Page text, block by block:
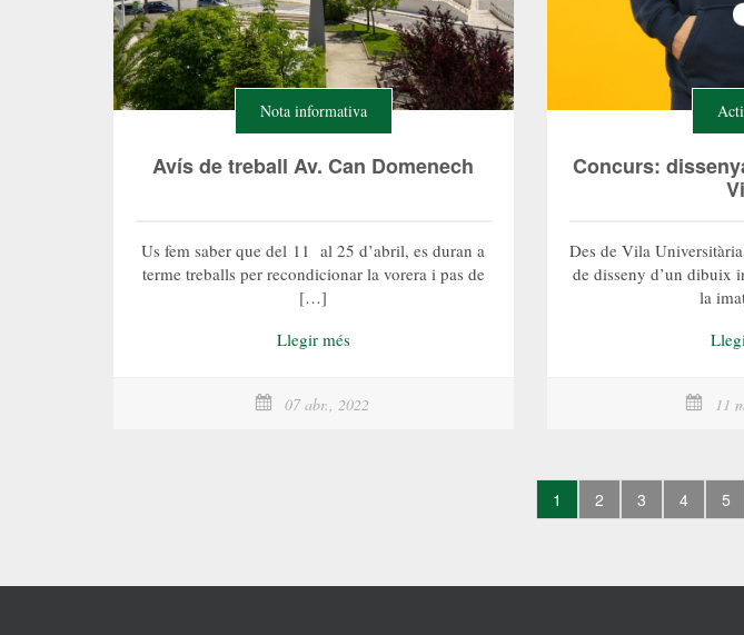
Nota informativa
Avís de treball Av. Can Domenech
Us fem saber que del 11 al 25 d’abril, es duran a
terme treballs per recondicionar la vorera i pas de
[…]
Llegir més
07 abr., 2022
Concurs:
Des de Vila
de disseny d’un dibuix
la
11
1 2 3 4 5